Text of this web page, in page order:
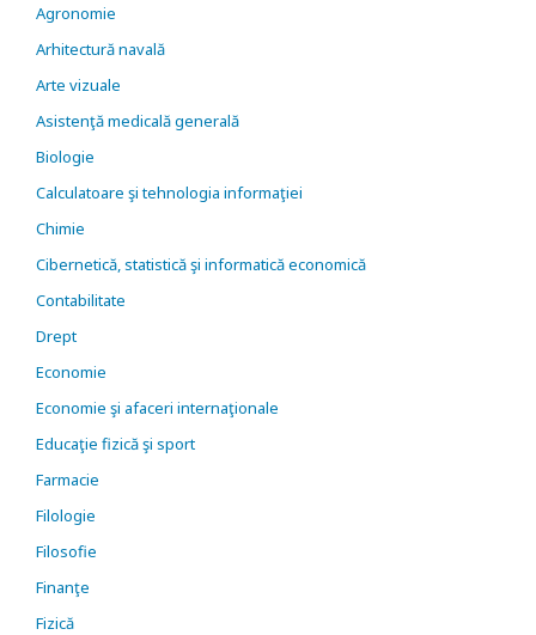
Agronomie
Arhitectură navală
Arte vizuale
Asistenţă medicală generală
Biologie
Calculatoare şi tehnologia informaţiei
Chimie
Cibernetică, statistică şi informatică economică
Contabilitate
Drept
Economie
Economie şi afaceri internaţionale
Educaţie fizică şi sport
Farmacie
Filologie
Filosofie
Finanţe
Fizică